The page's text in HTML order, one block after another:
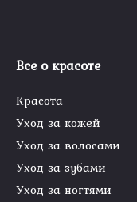
Все о красоте
Красота
Уход за кожей
Уход за волосами
Уход за зубами
Уход за ногтями